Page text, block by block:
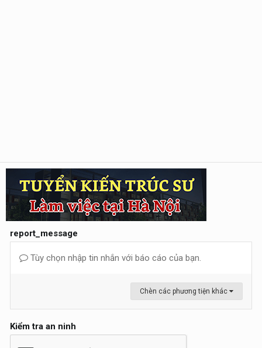
report_message
Tùy chọn nhập tin nhắn với báo cáo của bạn.
Chèn các phương tiện khác
Kiểm tra an ninh